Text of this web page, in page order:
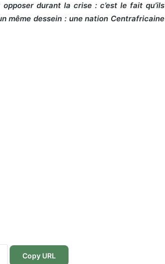
durant la crise : c’est le fait qu’ils
même dessein : une nation Centrafricaine
Copy URL